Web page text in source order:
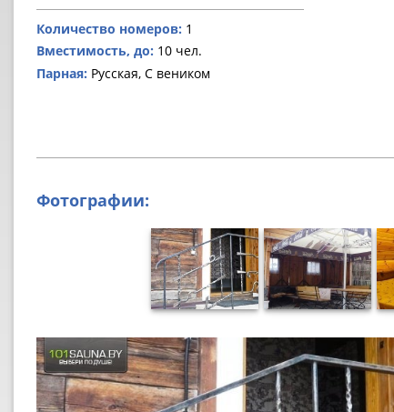
Количество номеров: 1
Вместимость, до: 10 чел.
Парная: Русская, С веником
Фотографии: